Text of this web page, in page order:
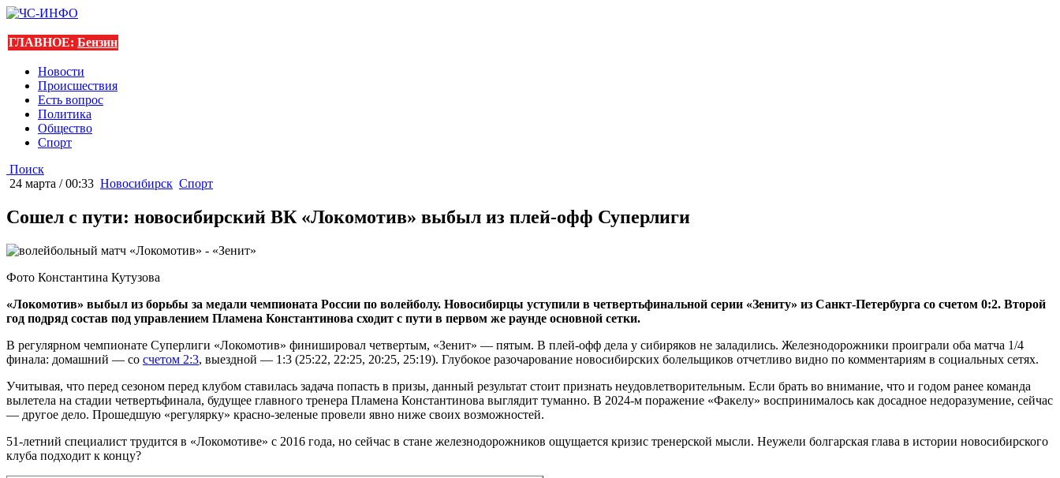
ГЛАВНОЕ: Бензин
Новости
Происшествия
Есть вопрос
Политика
Общество
Спорт
Поиск
24 марта / 00:33 Новосибирск Спорт
Сошел с пути: новосибирский ВК «Локомотив» выбыл из плей-офф Суперлиги
Фото Константина Кутузова
«Локомотив» выбыл из борьбы за медали чемпионата России по волейболу. Новосибирцы уступили в четвертьфинальной серии «Зениту» из Санкт-Петербурга со счетом 0:2. Второй
год подряд состав под управлением Пламена Константинова сходит с пути в первом же раунде основной сетки.
В регулярном чемпионате Суперлиги «Локомотив» финишировал четвертым, «Зенит» — пятым. В плей-офф дела у сибиряков не заладились. Железнодорожники проиграли оба матча 1/4
финала: домашний — со счетом 2:3, выездной — 1:3 (25:22, 22:25, 20:25, 25:19). Глубокое разочарование новосибирских болельщиков отчетливо видно по комментариям в социальных сетях.
Учитывая, что перед сезоном перед клубом ставилась задача попасть в призы, данный результат стоит признать неудовлетворительным. Если брать во внимание, что и годом ранее команда
вылетела на стадии четвертьфинала, будущее главного тренера Пламена Константинова выглядит туманно. В 2024-м поражение «Факелу» воспринималось как досадное недоразумение, сейчас
— другое дело. Прошедшую «регулярку» красно-зеленые провели явно ниже своих возможностей.
51-летний специалист трудится в «Локомотиве» с 2016 года, но сейчас в стане железнодорожников ощущается кризис тренерской мысли. Неужели болгарская глава в истории новосибирского
клуба подходит к концу?